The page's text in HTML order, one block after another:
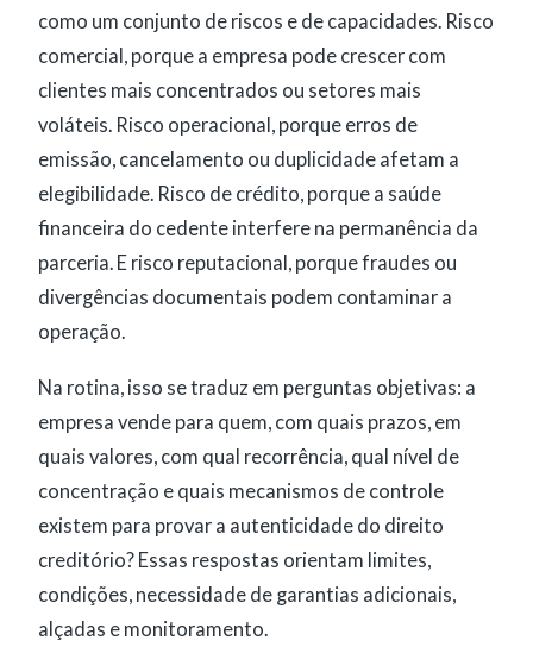
como um conjunto de riscos e de capacidades. Risco
comercial, porque a empresa pode crescer com
clientes mais concentrados ou setores mais
voláteis. Risco operacional, porque erros de
emissão, cancelamento ou duplicidade afetam a
elegibilidade. Risco de crédito, porque a saúde
financeira do cedente interfere na permanência da
parceria. E risco reputacional, porque fraudes ou
divergências documentais podem contaminar a
operação.
Na rotina, isso se traduz em perguntas objetivas: a
empresa vende para quem, com quais prazos, em
quais valores, com qual recorrência, qual nível de
concentração e quais mecanismos de controle
existem para provar a autenticidade do direito
creditório? Essas respostas orientam limites,
condições, necessidade de garantias adicionais,
alçadas e monitoramento.